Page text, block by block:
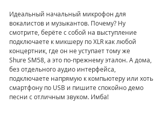
Идеальный начальный микрофон для
вокалистов и музыкантов. Почему? Ну
смотрите, берёте с собой на выступление
подключаете к микшеру по XLR как любой
концертник, где он не уступает тому же
Shure SM58, а это по-прежнему эталон. А дома,
без отдельного аудио интерфейса,
подключаете напрямую к компьютеру или хоть
смартфону по USB и пишите спокойно демо
песни с отличным звуком. Имба!